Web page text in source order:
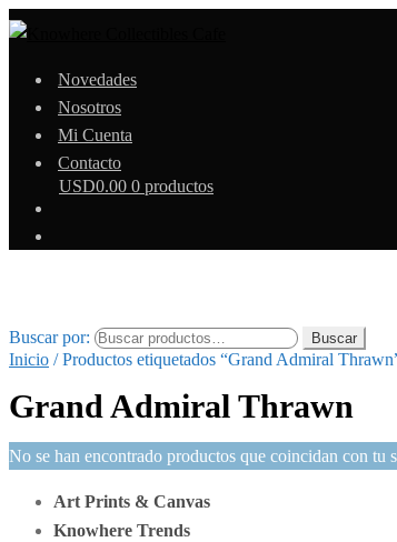
Novedades
Nosotros
Mi Cuenta
Contacto
USD0.00 0 productos
Buscar por: Buscar
Inicio /Productos etiquetados “Grand Admiral
Grand Admiral Thrawn
No se han encontrado productos que coincidan con tu
Art Prints & Canvas
Knowhere Trends